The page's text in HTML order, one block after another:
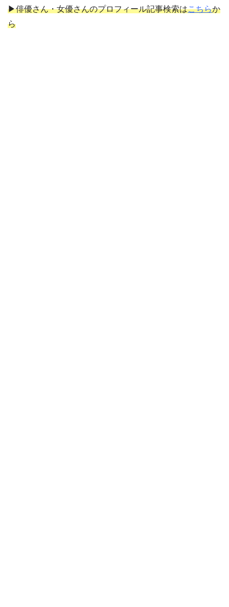
▶俳優さん・女優さんのプロフィール記事検索はこちらか
ら